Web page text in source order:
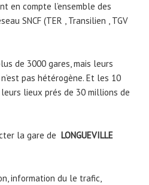
en compte l’ensemble des
SNCF (TER , Transilien , TGV
de 3000 gares, mais leurs
pas hétérogène. Et les 10
lieux prés de 30 millions de
la gare de LONGUEVILLE
information du le trafic,